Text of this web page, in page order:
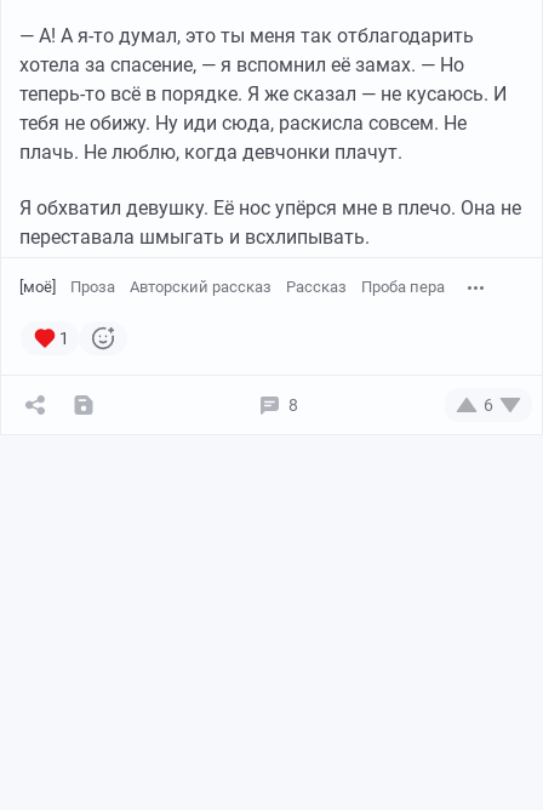
— А! А я-то думал, это ты меня так отблагодарить
хотела за спасение, — я вспомнил её замах. — Но
теперь-то всё в порядке. Я же сказал — не кусаюсь. И
тебя не обижу. Ну иди сюда, раскисла совсем. Не
плачь. Не люблю, когда девчонки плачут.
Я обхватил девушку. Её нос упёрся мне в плечо. Она не
переставала шмыгать и всхлипывать.
[моё] Проза Авторский рассказ Рассказ Проба пера
1
8 6